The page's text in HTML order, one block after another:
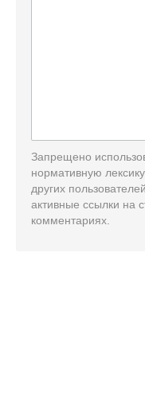
Запрещено
нормативную
других
активные ссылки на
комментариях.